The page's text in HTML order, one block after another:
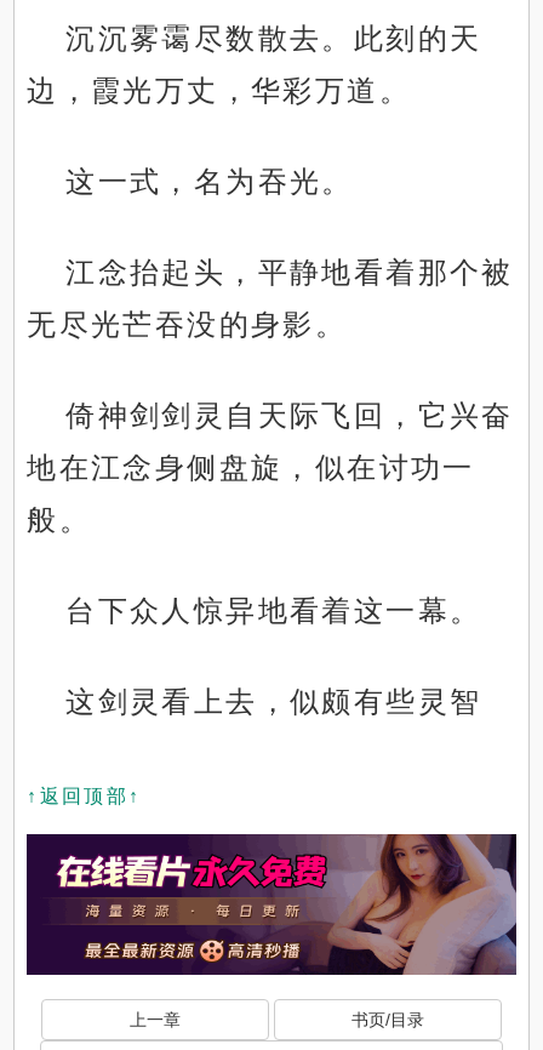
沉沉雾霭尽数散去。此刻的天
边，霞光万丈，华彩万道。
这一式，名为吞光。
江念抬起头，平静地看着那个被
无尽光芒吞没的身影。
倚神剑剑灵自天际飞回，它兴奋
地在江念身侧盘旋，似在讨功一
般。
台下众人惊异地看着这一幕。
这剑灵看上去，似颇有些灵智
↑返回顶部↑
上一章 书页/目录